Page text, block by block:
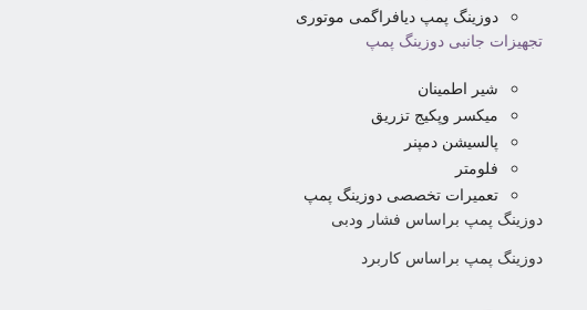
دوزینگ پمپ دیافراگمی موتوری
تجهیزات جانبی دوزینگ پمپ
شیر اطمینان
میکسر وپکیج تزریق
پالسیشن دمپنر
فلومتر
تعمیرات تخصصی دوزینگ پمپ
دوزینگ پمپ براساس فشار ودبی
دوزینگ پمپ براساس کاربرد